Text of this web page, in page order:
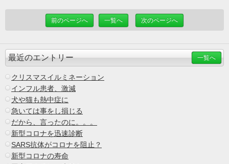
前のページへ 一覧へ 次のページへ
最近のエントリー 一覧へ
クリスマスイルミネーション
インフル患者、激減
犬や猫も熱中症に
急いては事をし損じる
だから、言ったのに。。。
新型コロナを迅速診断
SARS抗体がコロナを阻止？
新型コロナの寿命